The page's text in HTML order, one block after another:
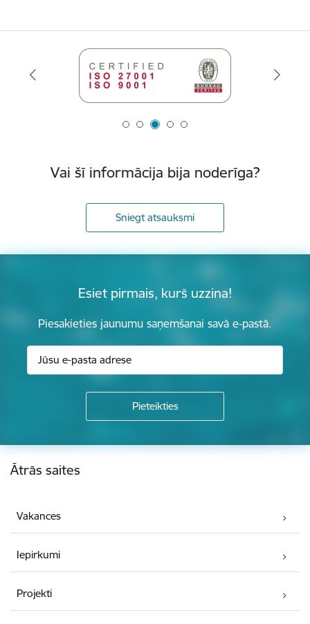
Vai šī informācija bija noderīga?
Sniegt atsauksmi
Esiet pirmais, kurš uzzina!
Piesakieties jaunumu saņemšanai savā e-pastā.
Kājene
Ātrās saites
Vakances
Iepirkumi
Projekti